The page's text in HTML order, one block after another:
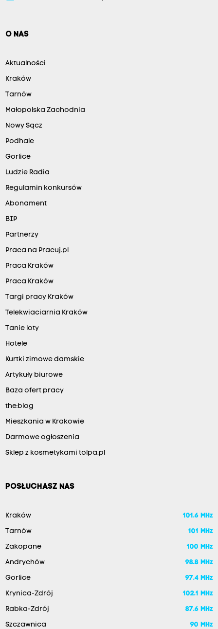
O NAS
Aktualności
Kraków
Tarnów
Małopolska Zachodnia
Nowy Sącz
Podhale
Gorlice
Ludzie Radia
Regulamin konkursów
Abonament
BIP
Partnerzy
Praca na Pracuj.pl
Praca Kraków
Praca Kraków
Targi pracy Kraków
Telekwiaciarnia Kraków
Tanie loty
Hotele
Kurtki zimowe damskie
Artykuły biurowe
Baza ofert pracy
the:blog
Mieszkania w Krakowie
Darmowe ogłoszenia
Sklep z kosmetykami tolpa.pl
POSŁUCHASZ NAS
Kraków 101.6 MHz
Tarnów 101 MHz
Zakopane 100 MHz
Andrychów 98.8 MHz
Gorlice 97.4 MHz
Krynica-Zdrój 102.1 MHz
Rabka-Zdrój 87.6 MHz
Szczawnica 90 MHz